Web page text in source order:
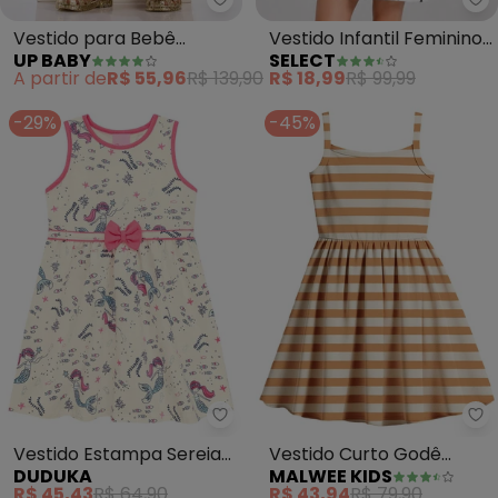
Up Baby - Vestido para Bebê
Vestido para Bebê
Manga Evasê (Bege)
UP BABY
A partir deR$ 55,96R$ 139,90
Vestido Infantil Feminino
Estampado (Bege)
SELECT
R$ 18,99R$ 99,99
-29%
Duduka - Vestido Estampa
Vestido Estampa Sereia
com Laço sem Mangas
DUDUKA
-45%
Vestido Curto Godê
Listrado (Bege)
MALWEE KIDS